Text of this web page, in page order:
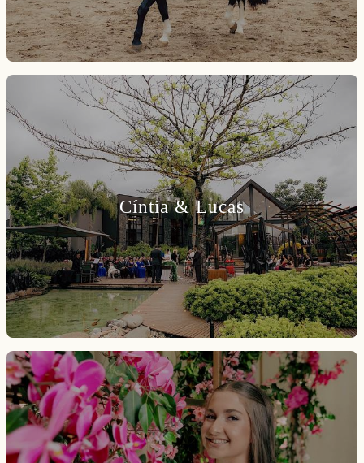
Cíntia & Lucas